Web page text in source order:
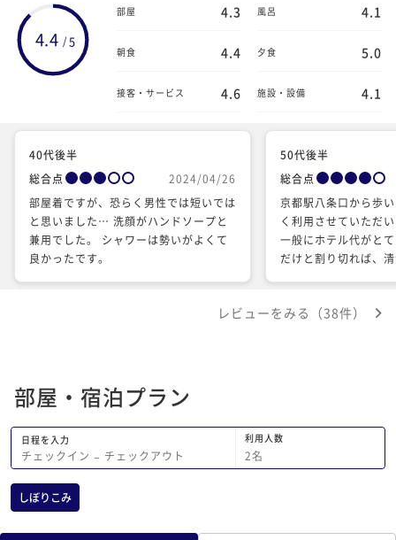
4.4 /5
部屋 4.3 風呂 4.1
朝食 4.4 夕食 5.0
接客・サービス 4.6 施設・設備 4.1
40代後半
総合点
2024/04/26
部屋着ですが、恐らく男性では短いでは
と思いました… 洗顔がハンドソープと
兼用でした。 シャワーは勢いがよくて
良かったです。
50代後半
総合点
京都駅八条口から歩
く利用させていただ
一般にホテル代がと
だけと割り切れば、
レビューをみる（38件）
部屋・宿泊プラン
日程を入力
チェックイン − チェックアウト
利用人数
2名
しぼりこみ